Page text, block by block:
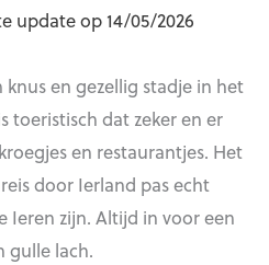
update op 14/05/2026
en gezellig stadje in het
toeristisch dat zeker en er
en restaurantjes. Het
door Ierland pas echt
Ieren zijn. Altijd in voor een
gulle lach.